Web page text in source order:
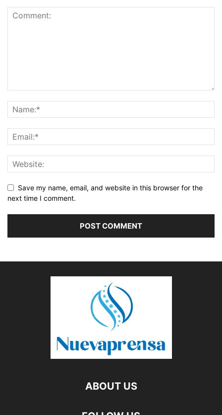
Save my name, email, and website in this browser for the
next time I comment.
ABOUT US